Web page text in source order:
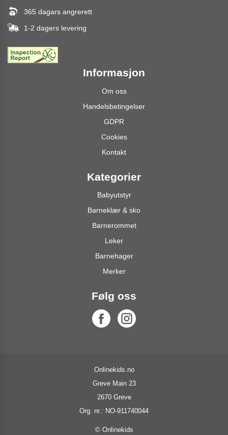
365 dagars angrerett
1-2 dagers levering
Informasjon
Om oss
Handelsbetingelser
GDPR
Cookies
Kontakt
Kategorier
Babyutstyr
Barneklær & sko
Barnerommet
Leker
Barnehager
Merker
Følg oss
Onlinekids.no
Greve Main 23
2670 Greve
Org. nr.: NO-911740044
© Onlinekids